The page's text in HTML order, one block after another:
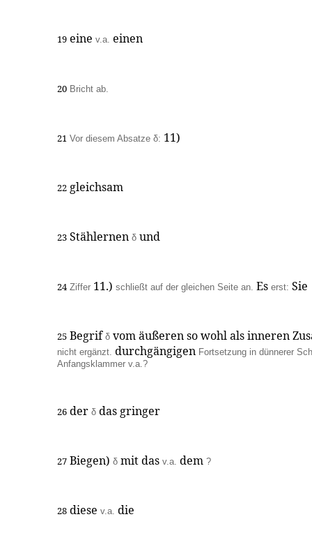
19 eine v.a. einen
20 Bricht ab.
21 Vor diesem Absatze δ: 11)
22 gleichsam
23 Stählernen δ und
24 Ziffer 11.) schließt auf der gleichen Seite an. Es erst: Sie
25 Begrif δ vom äußeren so wohl als inneren
nicht ergänzt. durchgängigen Fortsetzung in dünnerer
Anfangsklammer v.a.?
26 der δ das gringer
27 Biegen) δ mit das v.a. dem ?
28 diese v.a. die